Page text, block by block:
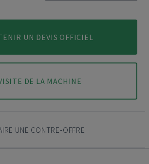
UN DEVIS OFFICIEL
DE LA MACHINE
UNE CONTRE-OFFRE